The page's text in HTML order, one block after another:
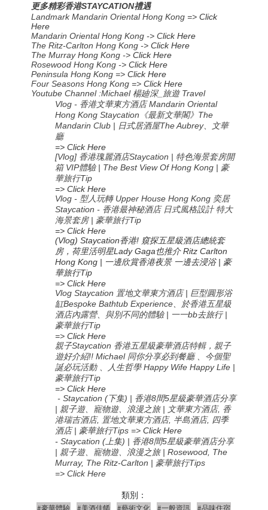
更多精彩香港STAYCATION禮遇
Landmark Mandarin Oriental Hong Kong =>Click
Here
Mandarin Oriental Hong Kong -> Click Here
The Ritz-Carlton Hong Kong ->Click Here
The Murray Hong Kong ->Click Here
Rosewood Hong Kong ->Click Here
Peninsula Hong Kong =>Click Here
Four Seasons Hong Kong =>Click Here
Youtube Channel :Michael楊廸深_ 旅遊Travel
Vlog - 香港文華東方酒店 Mandarin Oriental
Hong Kong Staycation《最新文華閣》The
Mandarin Club | 日式居酒屋The Aubrey、文華
廳
=> Click Here
[Vlog] 香港瑰麗酒店Staycation | 特色海景套房開
箱 VIP體驗 | The Best View Of Hong Kong | 豪
華旅行Tip
=> Click Here
Vlog - 型人玩轉 Upper House Hong Kong 奕居
Staycation - 香港最神秘酒店 日式風格設計 特大
海景套房 | 豪華旅行Tip
=> Click Here
(Vlog) Staycation香港! 窺探五星級酒店總統套
房，荷里活明星Lady Gaga也推介 Ritz Carlton
Hong Kong | 一邊欣賞香港夜景 一邊去浸浴 | 豪
華旅行Tip
=> Click Here
Vlog Staycation 置地文華東方酒店 | 巨型圓形浴
缸Bespoke Bathtub Experience、於香港五星級
酒店內露營、與別不同的體驗 | 一一bb去旅行 |
豪華旅行Tip
=>Click Here
親子Staycation 香港五星級豪華酒店特輯，親子
遊好介紹!! Michael 同你分享必到餐廳 、今個聖
誕必玩活動 、人生哲學 Happy Wife Happy Life |
豪華旅行Tip
=> Click Here
- Staycation (下集) | 香港8間5星級豪華酒店分享
| 親子遊、寵物遊、浪漫之旅 | 文華東方酒店, 香
港瑞吉酒店, 置地文華東方酒店, 半島酒店, 四季
酒店 | 豪華旅行Tips =>Click Here
-Staycation (上集) | 香港8間5星級豪華酒店分享
| 親子遊、寵物遊、浪漫之旅| Rosewood, The
Murray, The Ritz-Carlton | 豪華旅行Tips
=> Click Here
類別：